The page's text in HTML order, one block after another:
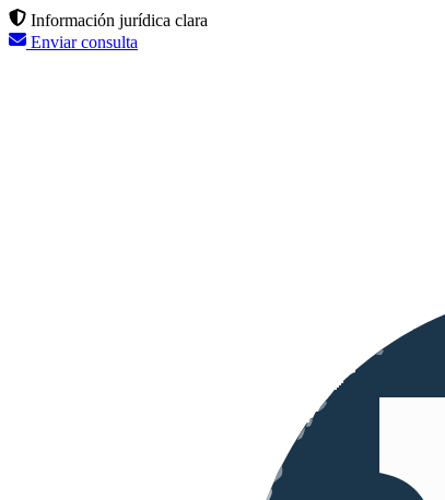
Información jurídica clara
Enviar consulta